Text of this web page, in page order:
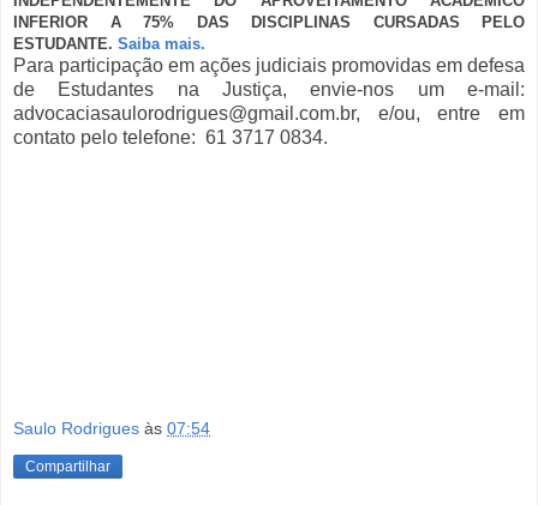
INFERIOR A 75% DAS DISCIPLINAS CURSADAS PELO
ESTUDANTE. Saiba mais.
Para participação em ações judiciais promovidas em defesa
de Estudantes na Justiça, envie-nos um e-mail:
advocaciasaulorodrigues@gmail.com.br, e/ou, entre em
contato pelo telefone: 61 3717 0834.
Saulo Rodrigues às 07:54
Compartilhar